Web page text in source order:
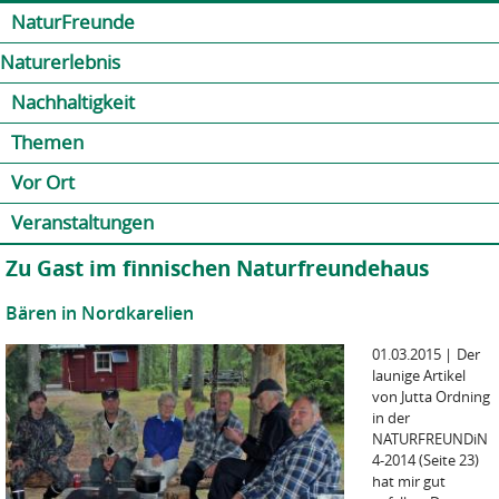
NaturFreunde
Naturerlebnis
Nachhaltigkeit
Themen
Vor Ort
Veranstaltungen
Zu Gast im finnischen Naturfreundehaus
Bären in Nordkarelien
01.03.2015 | Der
launige Artikel
von Jutta Ordning
in der
NATURFREUNDiN
4-2014 (Seite 23)
hat mir gut